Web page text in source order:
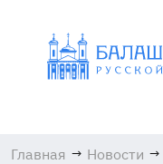
Главная → Новости →